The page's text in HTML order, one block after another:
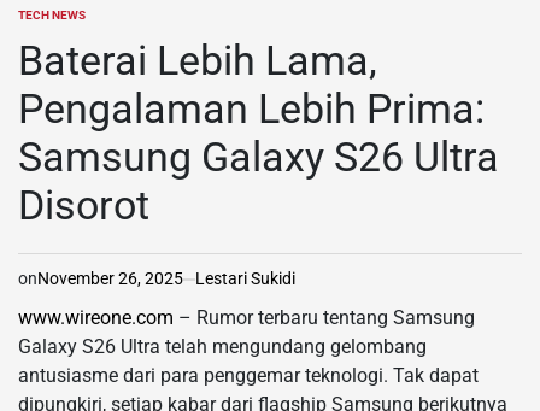
POSTED
TECH NEWS
Baterai Lebih Lama,
Pengalaman Lebih Prima:
Samsung Galaxy S26 Ultra
Disorot
onNovember 26, 2025 Lestari Sukidi
www.wireone.com – Rumor terbaru tentang Samsung
Galaxy S26 Ultra telah mengundang gelombang
antusiasme dari para penggemar teknologi. Tak dapat
dipungkiri, setiap kabar dari flagship Samsung berikutnya